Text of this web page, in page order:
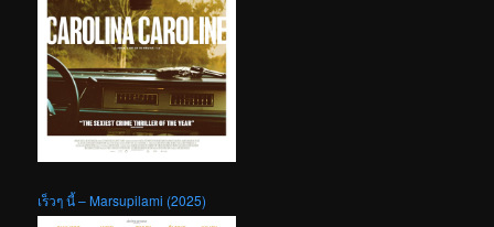
เร็วๆ นี้ – Marsupilami (2025)